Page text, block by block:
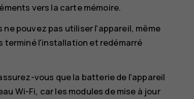
vers la carte mémoire.
pouvez pas utiliser l'appareil, même
terminé l'installation et redémarré
vous que la batterie de l'appareil
Wi-Fi, car les modules de mise à jour